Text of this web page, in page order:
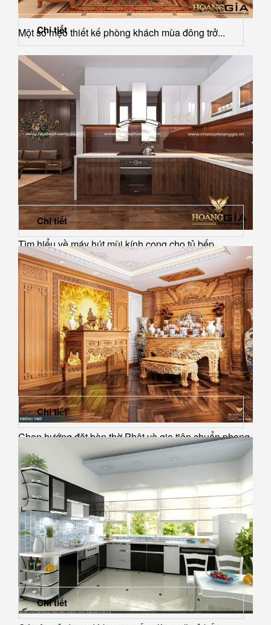
Một số mẹo thiết kế phòng khách mùa đông trở...
Chi tiết
Tìm hiểu về máy hút mùi kính cong cho tủ bếp
Chi tiết
Chọn hướng đặt bàn thờ Phật và gia tiên chuẩn phong
Chi tiết
Chi tiết